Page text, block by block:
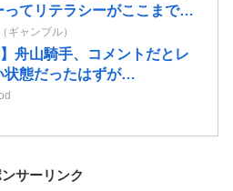
ってリテラシーがここまで低
か…
ギャンブル）
】舟山騎手、コメントだとレ
状態だったはずが…
サーリンク